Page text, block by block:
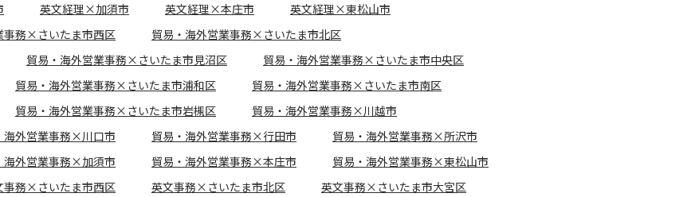
英文経理×加須市 英文経理×本庄市
英文経理×東松山市
事務×さいたま市西区
貿易・海外営業事務×さいたま市北区
貿易・海外営業事務×さいたま市見沼区
貿易・海外営業事務×さいたま市中央区
貿易・海外営業事務×さいたま市浦和区
貿易・海外営業事務×さいたま市南区
貿易・海外営業事務×さいたま市岩槻区
貿易・海外営業事務×川越市
海外営業事務×川口市 貿易・海外営業事務×行田市
貿易・海外営業事務×所沢市
海外営業事務×加須市 貿易・海外営業事務×本庄市
貿易・海外営業事務×東松山市
事務×さいたま市西区 英文事務×さいたま市北区
英文事務×さいたま市大宮区